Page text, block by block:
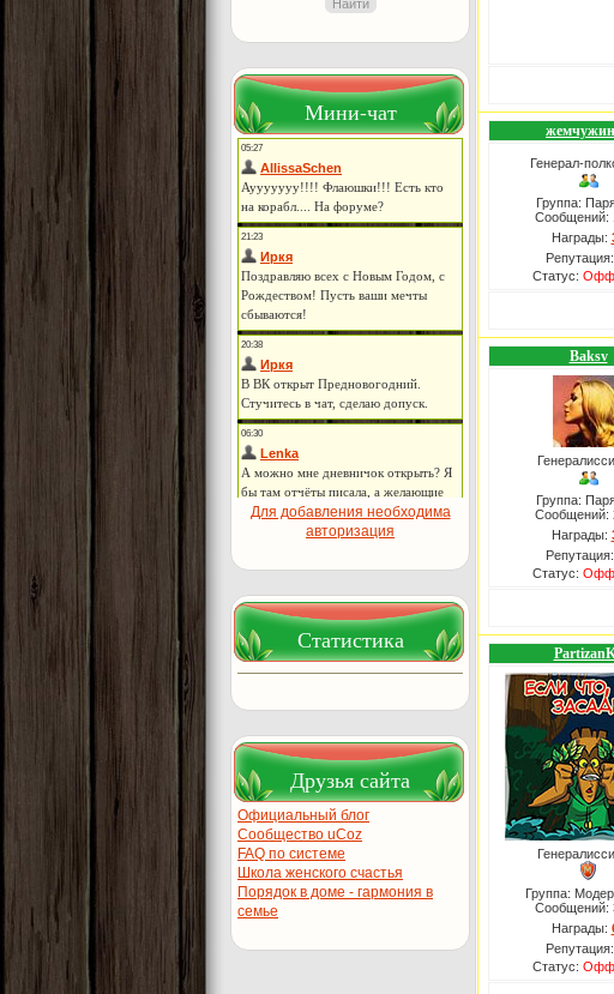
Мини-чат
Для добавления необходима
авторизация
Статистика
Друзья сайта
Официальный блог
Сообщество uCoz
FAQ по системе
Школа женского счастья
Порядок в доме - гармония в
семье
Генерал-
Группа:
Сообщений:
Награды:
Репутация:
Статус:
Baksv
Группа:
Сообщений:
Награды:
Репутация:
Статус:
Группа:
Сообщений:
Награды:
Репутация:
Статус: